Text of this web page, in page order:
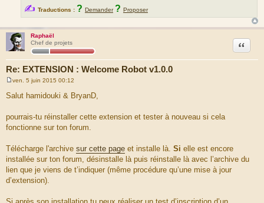
✍ Traductions : ? Demander ? Proposer
Raphaël
Chef de projets
Re: EXTENSION : Welcome Robot v1.0.0
Citation
e
s
g
e
ven. 5 juin 2015 00:12
Salut hamidouki & BryanD,
pourrais-tu réinstaller cette extension et tester à nouveau si cela
fonctionne sur ton forum.
Télécharge l'archive sur cette page et installe là. Si elle est encore
installée sur ton forum, désinstalle là puis réinstalle là avec l’archive du
lien que je viens de t’indiquer (même procédure qu’une mise à jour
d’extension).